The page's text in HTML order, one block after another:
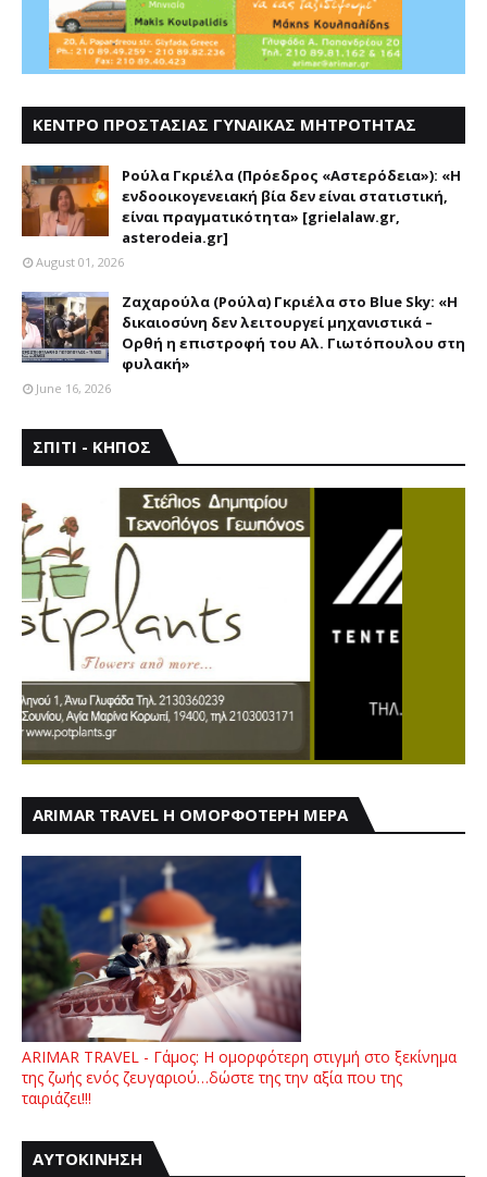
ΚΕΝΤΡΟ ΠΡΟΣΤΑΣΙΑΣ ΓΥΝΑΙΚΑΣ ΜΗΤΡΟΤΗΤΑΣ
Ρούλα Γκριέλα (Πρόεδρος «Αστερόδεια»): «Η
ενδοοικογενειακή βία δεν είναι στατιστική,
είναι πραγματικότητα» [grielalaw.gr,
asterodeia.gr]
August 01, 2026
Ζαχαρούλα (Ρούλα) Γκριέλα στο Blue Sky: «Η
δικαιοσύνη δεν λειτουργεί μηχανιστικά –
Ορθή η επιστροφή του Αλ. Γιωτόπουλου στη
φυλακή»
June 16, 2026
ΣΠΙΤΙ - ΚΗΠΟΣ
ARIMAR TRAVEL Η ΟΜΟΡΦΟΤΕΡΗ ΜΕΡΑ
ARIMAR TRAVEL - Γάμος: Η ομορφότερη στιγμή στο ξεκίνημα
της ζωής ενός ζευγαριού…δώστε της την αξία που της
ταιριάζει!!!
ΑΥΤΟΚΙΝΗΣΗ